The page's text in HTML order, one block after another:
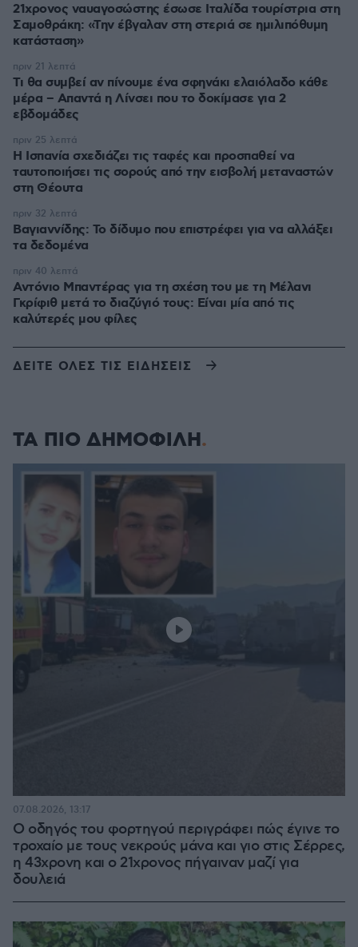
21χρονος ναυαγοσώστης έσωσε Ιταλίδα τουρίστρια στη
Σαμοθράκη: «Την έβγαλαν στη στεριά σε ημιλιπόθυμη
κατάσταση»
Τι θα συμβεί αν πίνουμε ένα σφηνάκι ελαιόλαδο κάθε
μέρα – Απαντά η Λίνσει που το δοκίμασε για 2
εβδομάδες
πριν 21 λεπτά
Η Ισπανία σχεδιάζει τις ταφές και προσπαθεί να
ταυτοποιήσει τις σορούς από την εισβολή μεταναστών
στη Θέουτα
πριν 25 λεπτά
Βαγιαννίδης: Το δίδυμο που επιστρέφει για να αλλάξει
τα δεδομένα
πριν 32 λεπτά
Αντόνιο Μπαντέρας για τη σχέση του με τη Μέλανι
Γκρίφιθ μετά το διαζύγιό τους: Είναι μία από τις
καλύτερές μου φίλες
πριν 40 λεπτά
ΔΕΙΤΕ ΟΛΕΣ ΤΙΣ ΕΙΔΗΣΕΙΣ
ΤΑ ΠΙΟ ΔΗΜΟΦΙΛΗ
Ο οδηγός του φορτηγού περιγράφει πώς έγινε το
τροχαίο με τους νεκρούς μάνα και γιο στις Σέρρες,
η 43χρονη και ο 21χρονος πήγαιναν μαζί για
δουλειά
07.08.2026, 13:17